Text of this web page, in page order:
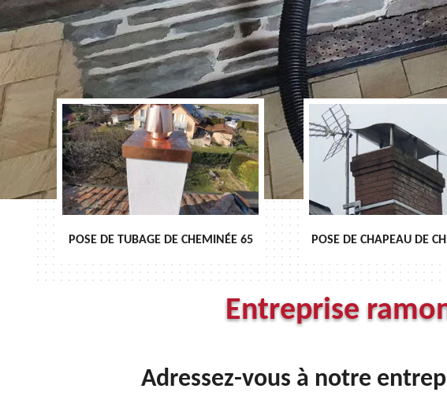
POSE DE TUBAGE DE CHEMINÉE 65 POSE DE CHAPEAU DE
Entreprise
Adressez-vous à notre